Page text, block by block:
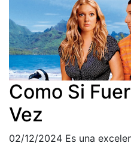
Como Si
Vez
02/12/2024 Es una